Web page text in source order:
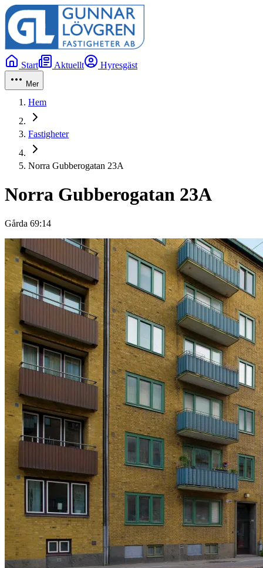
Start Aktuellt Hyresgäst
Mer
Hem
Fastigheter
Norra Gubberogatan 23A
Norra Gubberogatan 23A
Gårda 69:14